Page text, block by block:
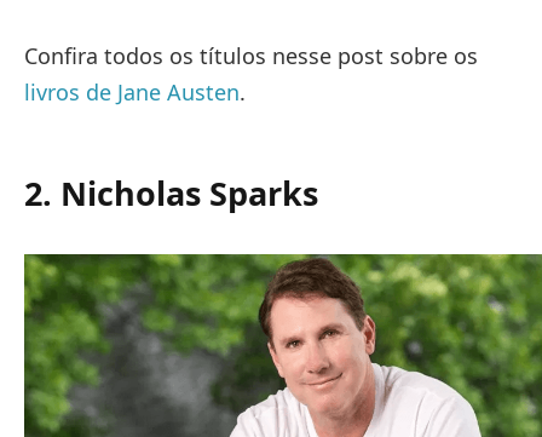
Confira todos os títulos nesse post sobre os
livros de Jane Austen.
2. Nicholas Sparks